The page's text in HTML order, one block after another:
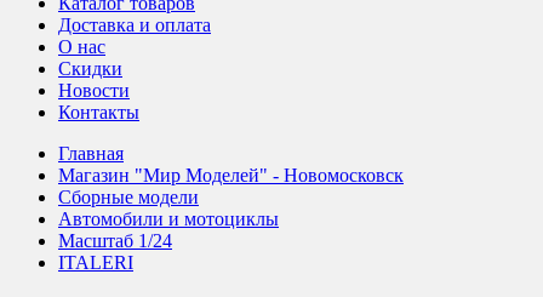
Доставка и оплата
О нас
Скидки
Новости
Контакты
Главная
Магазин "Мир Моделей" - Новомосковск
Сборные модели
Автомобили и мотоциклы
Масштаб 1/24
ITALERI